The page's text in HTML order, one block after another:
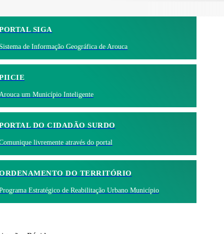
SIGA
de Informação Geográfica de Arouca
um Município Inteligente
DO CIDADÃO SURDO
livremente através do portal
DO TERRITÓRIO
Estratégico de Reabilitação Urbano Município